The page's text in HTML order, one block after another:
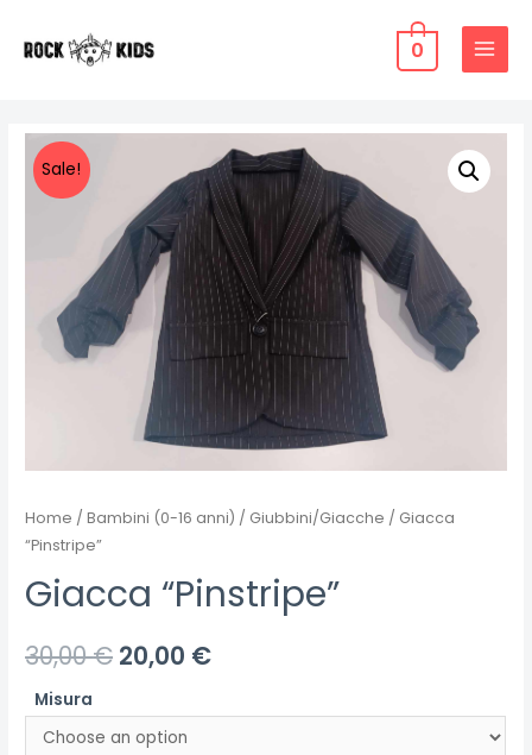
0
MAIN
Sale!
Home /Bambini (0-16 anni) / Giubbini/Giacche / Giacca
“Pinstripe”
Giacca “Pinstripe”
30,00€ 20,00 €
Misura